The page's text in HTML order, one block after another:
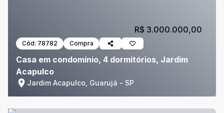
Cód: 78782 Compra
Casa em condomínio, 4 dormitórios, Jardim
Acapulco
Jardim Acapulco, Guarujá - SP
R$ 3.000.000,00